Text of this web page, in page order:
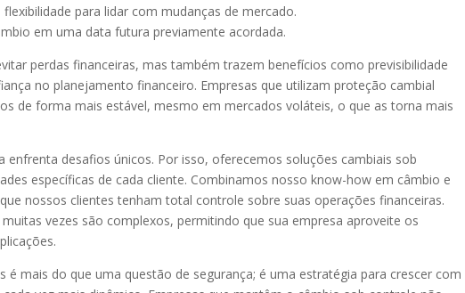
para lidar com mudanças de mercado.
em uma data futura previamente acordada.
perdas financeiras, mas também trazem benefícios como previsibilidade
no planejamento financeiro. Empresas que utilizam proteção cambial
de forma mais estável, mesmo em mercados voláteis, o que as torna mais
desafios únicos. Por isso, oferecemos soluções cambiais sob
específicas de cada cliente. Combinamos nosso know-how em câmbio e
nossos clientes tenham total controle sobre suas operações financeiras.
vezes são complexos, permitindo que sua empresa aproveite os
é mais do que uma questão de segurança; é uma estratégia para crescer com